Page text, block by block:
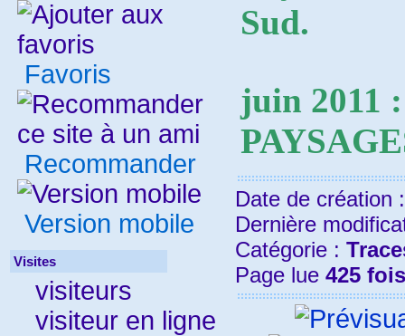
Favoris
Recommander
Version mobile
Visites
visiteurs
visiteur en ligne
Sud.
juin 2011
Date de création
Dernière
Catégorie :
Page lue 425 fois